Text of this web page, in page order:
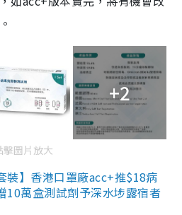
+2
擊圖片放大
裝】香港口罩廠acc+推$18病
10萬盒測試劑予深水埗露宿者